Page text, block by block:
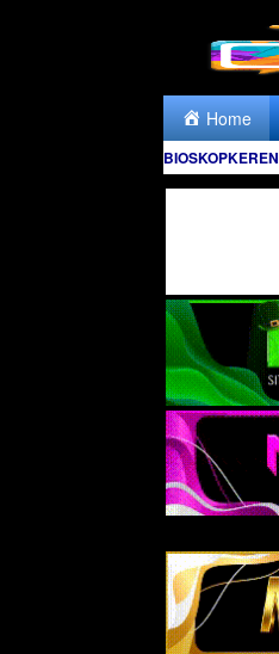
Home
BIOSKOPKEREN